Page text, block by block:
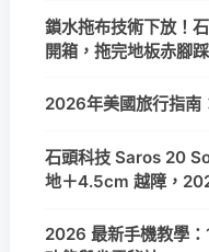
鎖水拖布技術下放！
開箱，拖完地板赤腳
2026年美國旅行指南
石頭科技 Saros 20
地＋4.5cm 越障，
2026 最新手機教學